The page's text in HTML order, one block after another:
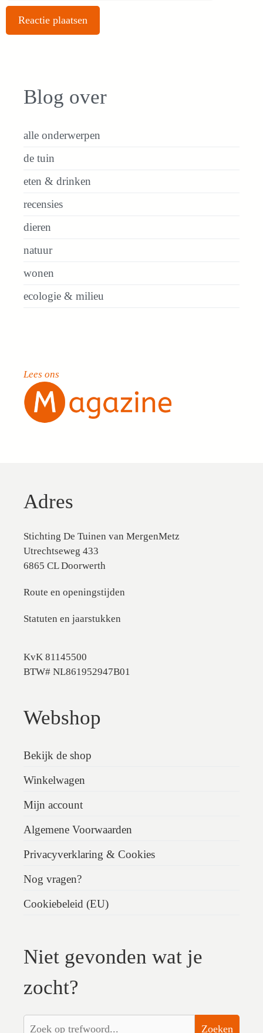
Blog over
alle onderwerpen
de tuin
eten & drinken
recensies
dieren
natuur
wonen
ecologie & milieu
Lees ons
Adres
Stichting De Tuinen van MergenMetz
Utrechtseweg 433
6865 CL Doorwerth
Route en openingstijden
Statuten en jaarstukken
KvK 81145500
BTW# NL861952947B01
Webshop
Bekijk de shop
Winkelwagen
Mijn account
Algemene Voorwaarden
Privacyverklaring & Cookies
Nog vragen?
Cookiebeleid (EU)
Niet gevonden wat je
zocht?
Zoeken